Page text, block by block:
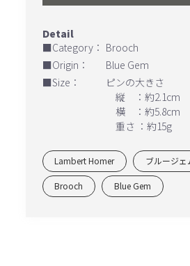
■Category： Brooch
■Origin：
Blue Gem
■Size：
ピンの大きさ
縦 ：約2.1cm
横 ：約5.8cm
重さ ：約15g
Lambert Homer ブルージェ
Brooch Blue Gem